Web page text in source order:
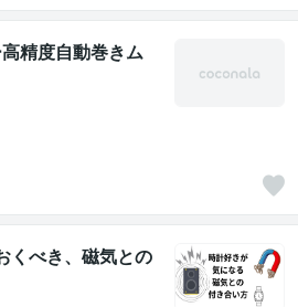
精度自動巻きム
くべき、磁気との